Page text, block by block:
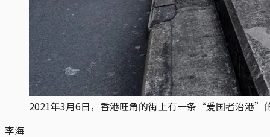
2021年3月6日，香港旺角的街上有一条“爱国者治港”
李海